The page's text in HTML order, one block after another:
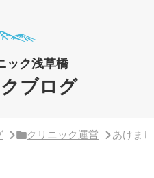
ック浅草橋
ブログ
クリニック運営 あけま